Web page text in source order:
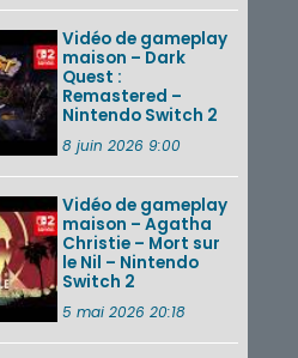
VOIR PLUS DE NEWS
Vidéo de gameplay
maison – Dark
Quest :
Remastered –
Nintendo Switch 2
8 juin 2026 9:00
Vidéo de gameplay
maison – Agatha
Christie – Mort sur
le Nil – Nintendo
Switch 2
5 mai 2026 20:18